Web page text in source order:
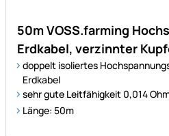
50m VOSS.farming
Erdkabel, verzinnter
doppelt isoliertes
Erdkabel
sehr gute Leitfähigkeit 0,014
Länge: 50m